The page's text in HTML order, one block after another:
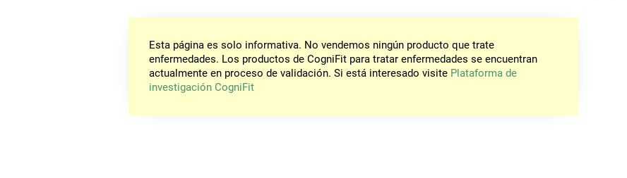
Esta página es solo informativa. No vendemos ningún producto que trate
enfermedades. Los productos de CogniFit para tratar enfermedades se encuentran
actualmente en proceso de validación. Si está interesado visite Plataforma de
investigación CogniFit